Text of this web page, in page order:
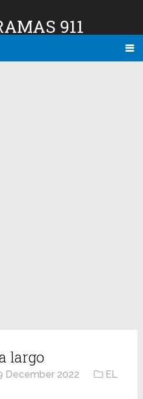
911
largo
December 2022
EL